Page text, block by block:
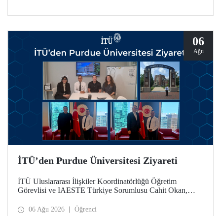
06
Ağu
İTÜ’den Purdue Üniversitesi Ziyareti
İTÜ Uluslararası İlişkiler Koordinatörlüğü Öğretim
Görevlisi ve IAESTE Türkiye Sorumlusu Cahit Okan,
Temmuz tarihlerinde ABD’de dünyanın önde gelen
06 Ağu 2026 Öğrenci